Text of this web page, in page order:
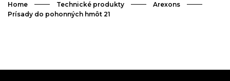
Home Technické produkty
Arexons
Prísady do pohonných hmôt 21